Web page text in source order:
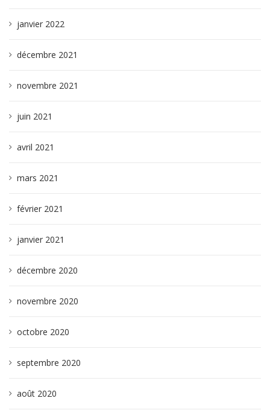
janvier 2022
décembre 2021
novembre 2021
juin 2021
avril 2021
mars 2021
février 2021
janvier 2021
décembre 2020
novembre 2020
octobre 2020
septembre 2020
août 2020